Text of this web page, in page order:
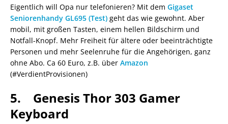
Eigentlich will Opa nur telefonieren? Mit dem Gigaset
Seniorenhandy GL695 (Test) geht das wie gewohnt. Aber
mobil, mit großen Tasten, einem hellen Bildschirm und
Notfall-Knopf. Mehr Freiheit für ältere oder beeinträchtigte
Personen und mehr Seelenruhe für die Angehörigen, ganz
ohne Abo. Ca 60 Euro, z.B. über Amazon
(#VerdientProvisionen)
5. Genesis Thor 303 Gamer
Keyboard